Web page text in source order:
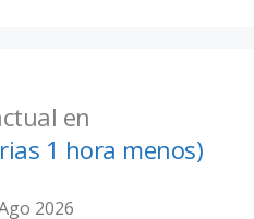
en
1 hora menos)